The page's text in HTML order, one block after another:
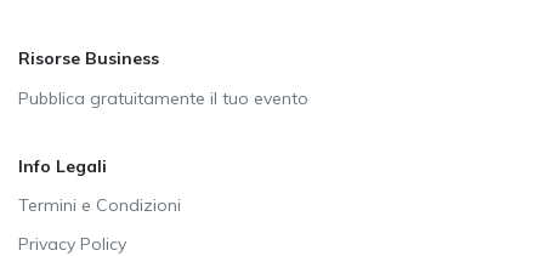
Risorse Business
Pubblica gratuitamente il tuo evento
Info Legali
Termini e Condizioni
Privacy Policy